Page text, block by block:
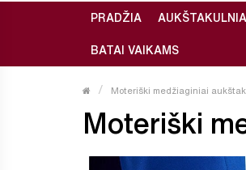
PRADŽIA AUKŠTAKULNIAI
BATAI VAIKAMS
Moteriški medžiaginiai
Moteriški